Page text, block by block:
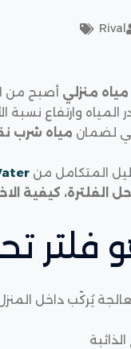
Rival
مياه منزلي أصبح من
المياه وارتفاع نسبة
لضمان مياه شرب
المتكامل من Rival-Water
الفلترة، كيفية
فلتر
يُركّب داخل
الذائبة